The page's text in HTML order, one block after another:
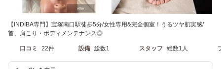
【INDIBA専門】宝塚南口駅徒歩5分/女性専用&完全個室！うるツヤ肌実感/
首、肩こり・ボディメンテナンス◎
口コミ 22件 設備 総数1 スタッフ 総数1人